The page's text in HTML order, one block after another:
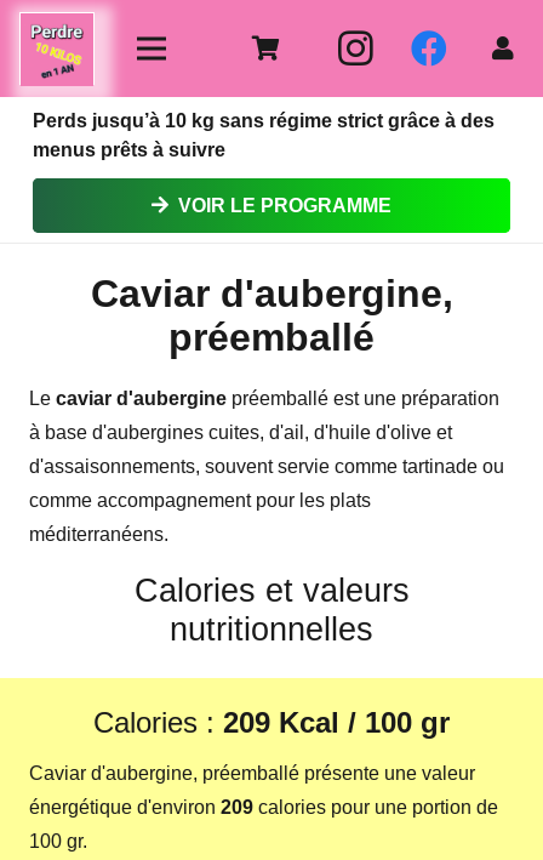
Perds jusqu’à 10 kg sans régime strict grâce à des
menus prêts à suivre
VOIR LE PROGRAMME
Caviar d'aubergine,
préemballé
Le caviar d'aubergine préemballé est une préparation
à base d'aubergines cuites, d'ail, d'huile d'olive et
d'assaisonnements, souvent servie comme tartinade ou
comme accompagnement pour les plats
méditerranéens.
Calories et valeurs
nutritionnelles
Calories : 209 Kcal / 100 gr
Caviar d'aubergine, préemballé présente une valeur
énergétique d'environ 209 calories pour une portion de
100 gr.